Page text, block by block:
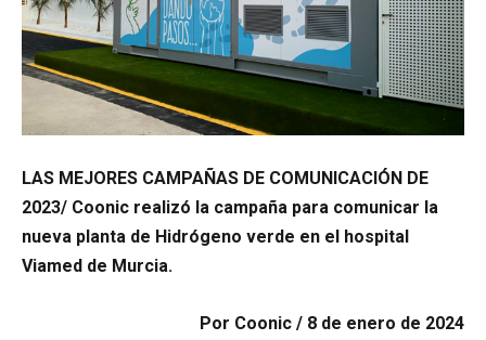
LAS MEJORES CAMPAÑAS DE COMUNICACIÓN DE
2023/ Coonic realizó la campaña para comunicar la
nueva planta de Hidrógeno verde en el hospital
Viamed de Murcia.
Por Coonic / 8 de enero de 2024